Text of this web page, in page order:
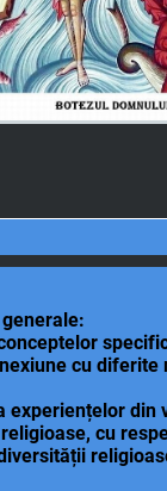
cu diferite
experiențelor din
cu